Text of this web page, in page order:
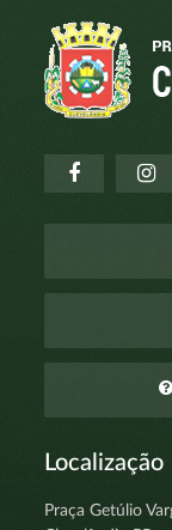
Localização
Praça Getúlio